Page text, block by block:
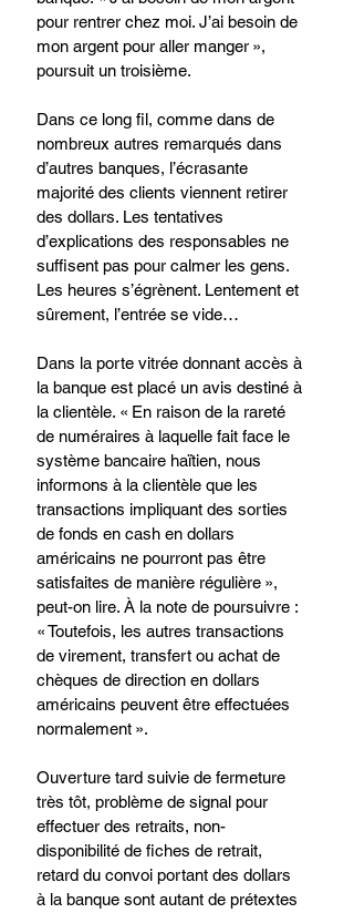
pour rentrer chez moi. J’ai besoin de
mon argent pour aller manger »,
poursuit un troisième.
Dans ce long fil, comme dans de
nombreux autres remarqués dans
d’autres banques, l’écrasante
majorité des clients viennent retirer
des dollars. Les tentatives
d’explications des responsables ne
suffisent pas pour calmer les gens.
Les heures s’égrènent. Lentement et
sûrement, l’entrée se vide…
Dans la porte vitrée donnant accès à
la banque est placé un avis destiné à
la clientèle. « En raison de la rareté
de numéraires à laquelle fait face le
système bancaire haïtien, nous
informons à la clientèle que les
transactions impliquant des sorties
de fonds en cash en dollars
américains ne pourront pas être
satisfaites de manière régulière »,
peut-on lire. À la note de poursuivre :
« Toutefois, les autres transactions
de virement, transfert ou achat de
chèques de direction en dollars
américains peuvent être effectuées
normalement ».
Ouverture tard suivie de fermeture
très tôt, problème de signal pour
effectuer des retraits, non-
disponibilité de fiches de retrait,
retard du convoi portant des dollars
à la banque sont autant de prétextes